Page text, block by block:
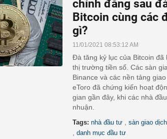
chính đằng sau
Bitcoin cùng các
gì?
11/01/2021 08:53:12 AM
Đà tăng kỷ lục của Bitcoin
thị trường tiền số. Các sàn
Binance và các nền tảng
eToro đã chứng kiến hoạt
gian gần đây, khi các nhà
nhuận.
Tags: nhà đầu tư sàn giao dịch
danh mục đầu tư